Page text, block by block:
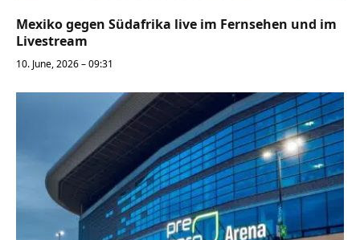
Mexiko gegen Südafrika live im Fernsehen und im
Livestream
10. June, 2026 – 09:31